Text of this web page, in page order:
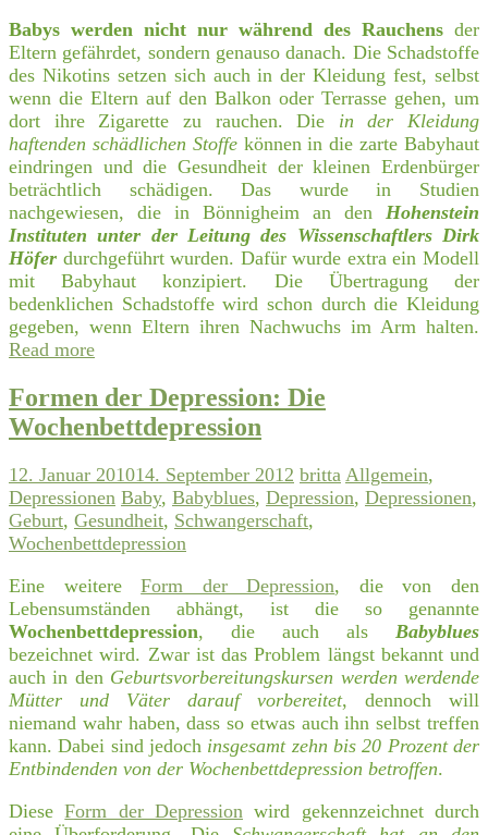
Babys werden nicht nur während des Rauchens der
Eltern gefährdet, sondern genauso danach. Die Schadstoffe
des Nikotins setzen sich auch in der Kleidung fest, selbst
wenn die Eltern auf den Balkon oder Terrasse gehen, um
dort ihre Zigarette zu rauchen. Die in der Kleidung
haftenden schädlichen Stoffekönnen in die zarte Babyhaut
eindringen und die Gesundheit der kleinen Erdenbürger
beträchtlich schädigen. Das wurde in Studien
nachgewiesen, die in Bönnigheim an den Hohenstein
Instituten unter der Leitung des Wissenschaftlers Dirk
Höfer durchgeführt wurden. Dafür wurde extra ein Modell
mit Babyhaut konzipiert. Die Übertragung der
bedenklichen Schadstoffe wird schon durch die Kleidung
gegeben, wenn Eltern ihren Nachwuchs im Arm halten.
Read more
Formen der Depression: Die
Wochenbettdepression
12. Januar 201014. September 2012 britta Allgemein,
Depressionen Baby, Babyblues, Depression, Depressionen,
Geburt, Gesundheit, Schwangerschaft,
Wochenbettdepression
Eine weitereForm der Depression, die von den
Lebensumständen abhängt, ist die so genannte
Wochenbettdepression, die auch als Babyblues
bezeichnet wird. Zwar ist das Problem längst bekannt und
auch in den Geburtsvorbereitungskursen werden werdende
Mütter und Väter darauf vorbereitet, dennoch will
niemand wahr haben, dass so etwas auch ihn selbst treffen
kann. Dabei sind jedoch insgesamt zehn bis 20 Prozent der
Entbindenden von der Wochenbettdepression betroffen.
DieseForm der Depression wird gekennzeichnet durch